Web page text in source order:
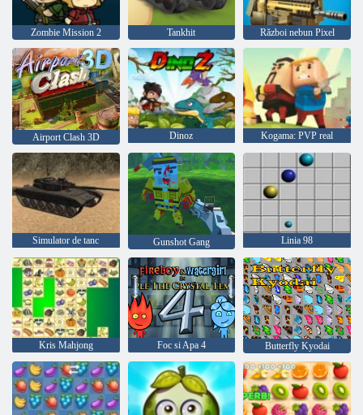
Zombie Mission 2 Tankhit Război nebun Pixel
Airport Clash 3D Dinoz Kogama: PVP real
Simulator de tanc Gunshot Gang Linia 98
Kris Mahjong Foc si Apa 4 Butterfly Kyodai